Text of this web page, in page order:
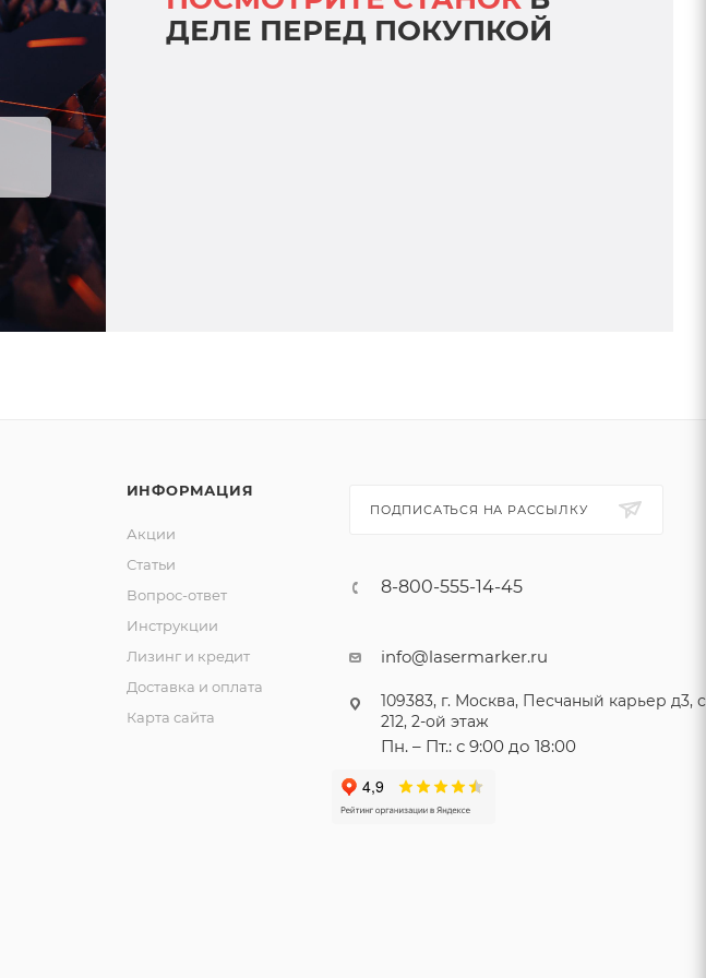
ДЕЛЕ ПЕРЕД ПОКУПКОЙ
ИНФОРМАЦИЯ
Акции
Статьи
Вопрос-ответ
Инструкции
Лизинг и кредит
Доставка и оплата
Карта сайта
ПОДПИСАТЬСЯ НА РАССЫЛКУ
8-800-555-14-45
info@lasermarker.ru
109383, г. Москва, Песчаный карьер д3,
212, 2-ой этаж
Пн. – Пт.: с 9:00 до 18:00